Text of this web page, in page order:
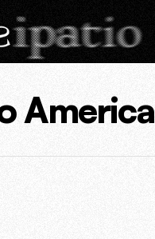
America